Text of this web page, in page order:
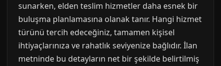
sunarken, elden teslim hizmetler daha esnek bir
buluşma planlamasına olanak tanır. Hangi hizmet
türünü tercih edeceğiniz, tamamen kişisel
ihtiyaçlarınıza ve rahatlık seviyenize bağlıdır. İlan
metninde bu detayların net bir şekilde belirtilmiş